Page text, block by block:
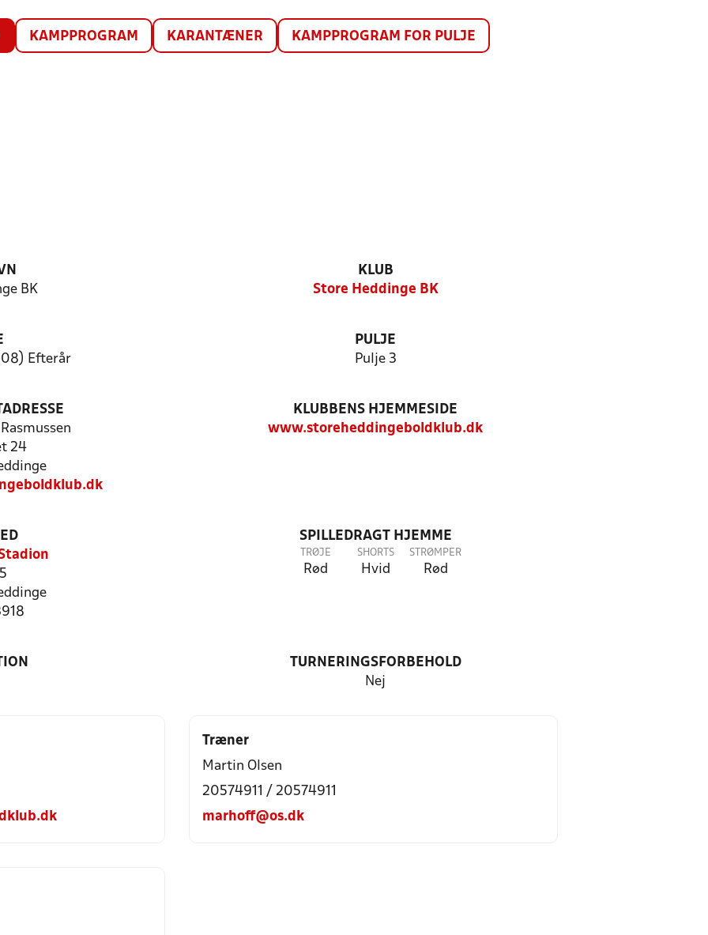
KAMPPROGRAM KARANTÆNER KAMPPROGRAM FOR PULJE
BK
KLUB
Store Heddinge BK
08) Efterår
PULJE
Pulje 3
24
KLUBBENS HJEMMESIDE
www.storeheddingeboldklub.dk
SPILLEDRAGT HJEMME
TRØJE
Rød
SHORTS
Hvid
STRØMPER
Rød
TURNERINGSFORBEHOLD
Nej
Træner
Martin Olsen
20574911 / 20574911
marhoff@os.dk